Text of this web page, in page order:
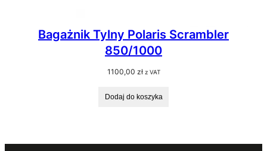
Bagażnik Tylny Polaris Scrambler
850/1000
1100,00 zł z VAT
Dodaj do koszyka